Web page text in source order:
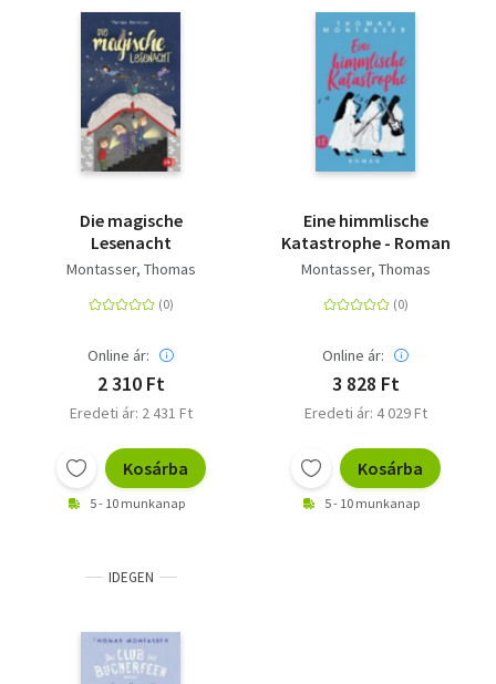
Die magische
Lesenacht
Montasser, Thomas
Online ár:
2 310 Ft
Eredeti ár: 2 431 Ft
Kosárba
5 - 10 munkanap
Eine himmlische
Katastrophe - Roman
Montasser, Thomas
Online ár:
3 828 Ft
Eredeti ár: 4 029 Ft
Kosárba
5 - 10 munkanap
IDEGEN